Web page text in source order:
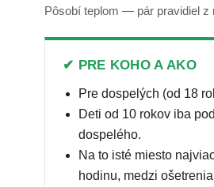
Pôsobí teplom — pár pravidiel z
✔ PRE KOHO A AKO
Pre dospelých (od 18
Deti od 10 rokov iba
dospelého.
Na to isté miesto
hodinu, medzi